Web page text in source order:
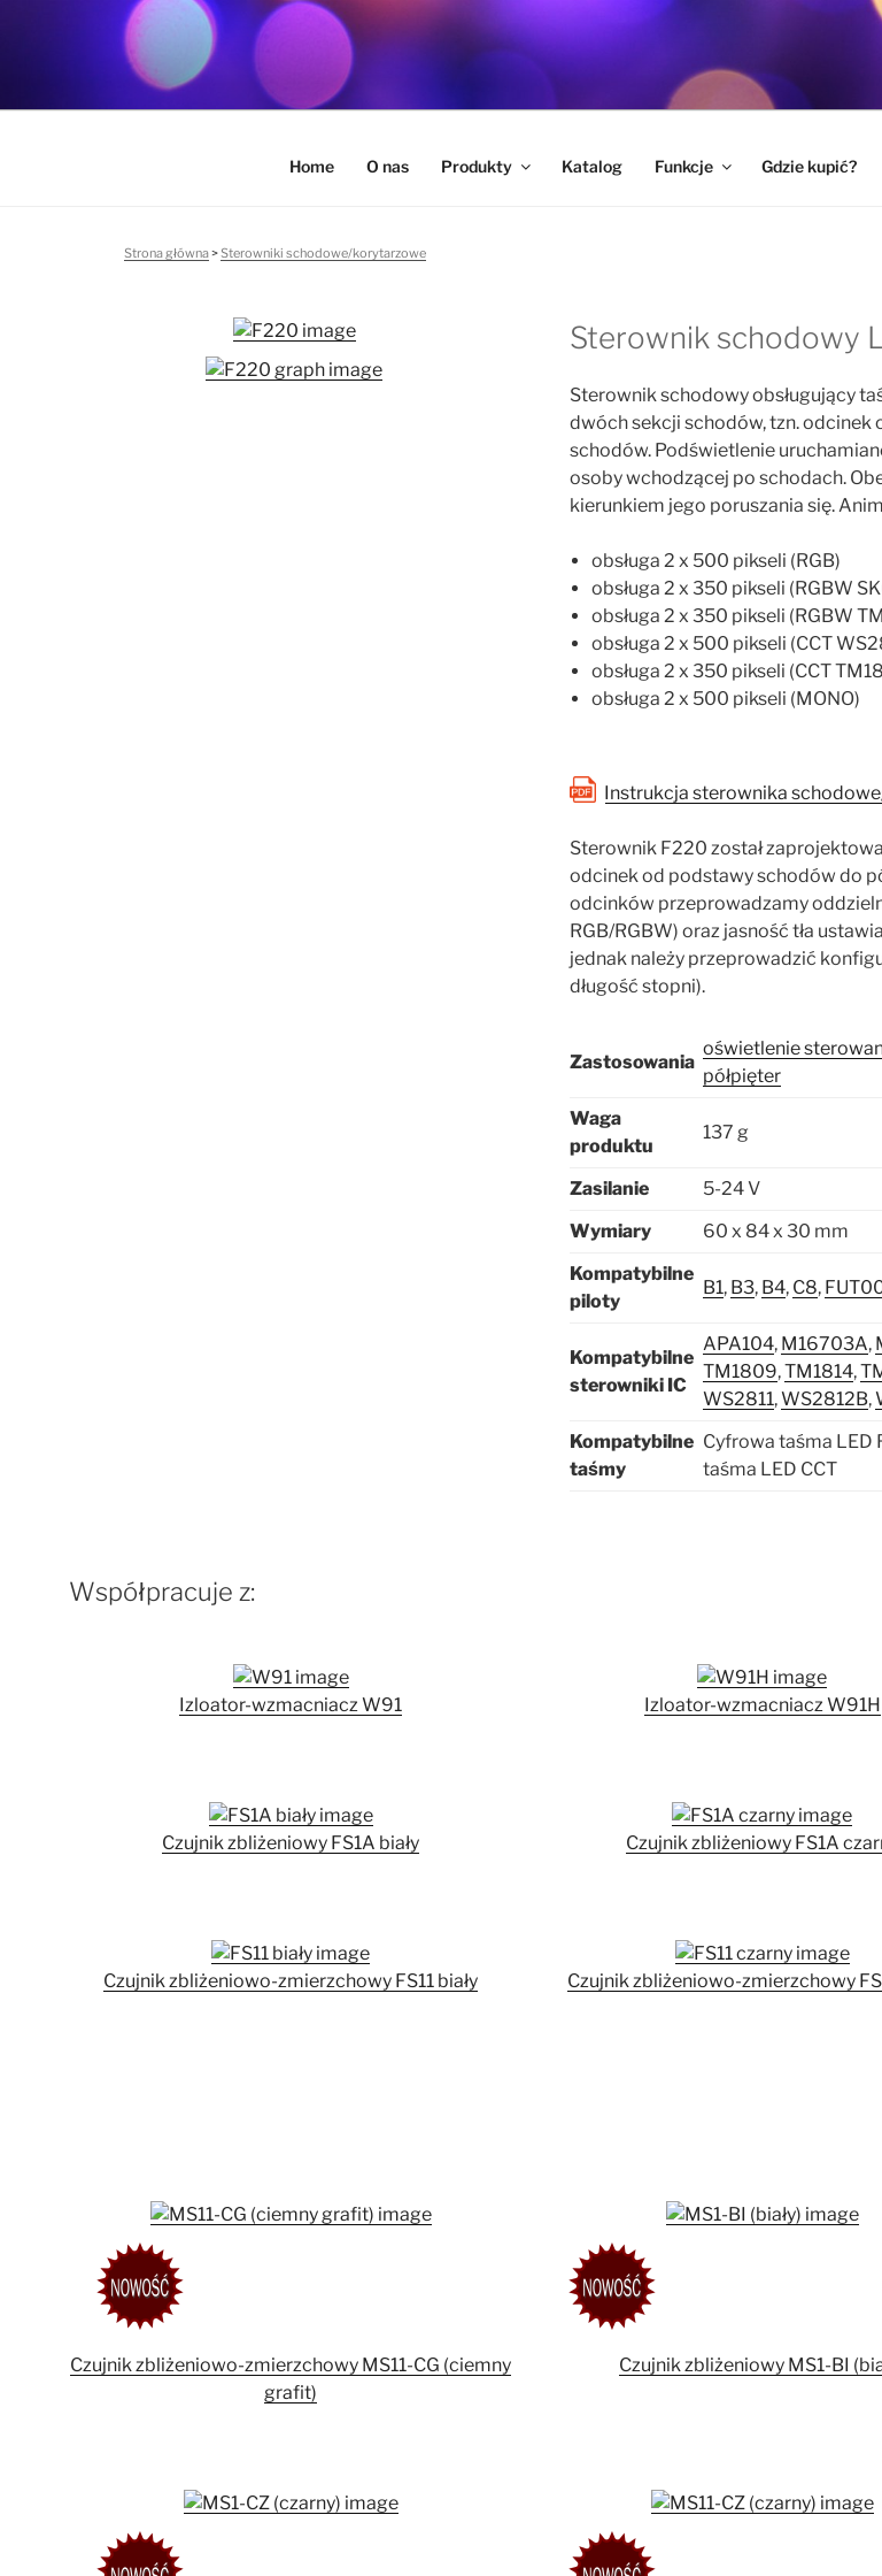
ELEGANT – SMART LED LIGHTING
Innovative LED Lighting
Home O nas Produkty Katalog Funkcje Gdzie kupić?
Strona główna>Sterowniki schodowe/korytarzowe
Sterownik schodowy
Sterownik schodowy obsługujący
dwóch sekcji schodów, tzn. odcinek
schodów. Podświetlenie
osoby wchodzącej po schodach.
kierunkiem jego poruszania się.
obsługa 2 x 500 pikseli (RGB)
obsługa 2 x 350 pikseli (RGBW
obsługa 2 x 350 pikseli (RGBW
obsługa 2 x 500 pikseli (CCT
obsługa 2 x 350 pikseli (CCT
obsługa 2 x 500 pikseli (MONO)
Instrukcja sterownika
Sterownik F220 został
odcinek od podstawy schodów do
odcinków przeprowadzamy
RGB/RGBW) oraz jasność tła
jednak należy przeprowadzić
długość stopni).
Zastosowania
oświetlenie
półpięter
Waga
produktu
137 g
Zasilanie
5-24 V
Wymiary
60 x 84 x 30 mm
Kompatybilne
piloty
B1, B3, B4, C8,
Kompatybilne
sterowniki IC
APA104, M16703A,
TM1809,TM1814,
WS2811,WS2812B,
Kompatybilne
taśmy
Cyfrowa taśma LED
taśma LED CCT
Współpracuje z:
Izloator-wzmacniacz W91 Izloator-wzmacniacz W91H
Czujnik zbliżeniowy FS1A biały Czujnik zbliżeniowy FS1A
Czujnik zbliżeniowo-zmierzchowy FS11 biały Czujnik zbliżeniowo-zmierzchowy
Czujnik zbliżeniowo-zmierzchowy MS11-CG (ciemny
grafit)
Czujnik zbliżeniowy MS1-BI